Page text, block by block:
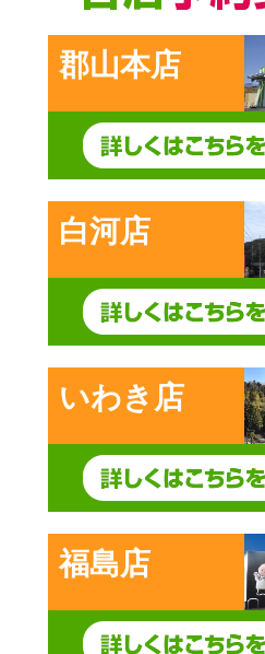
郡山本店
白河店
いわき店
福島店